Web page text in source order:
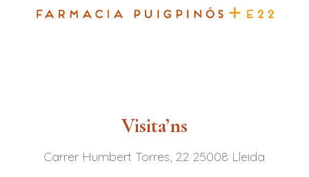
Visita’ns
Carrer Humbert Torres, 22 25008 Lleida